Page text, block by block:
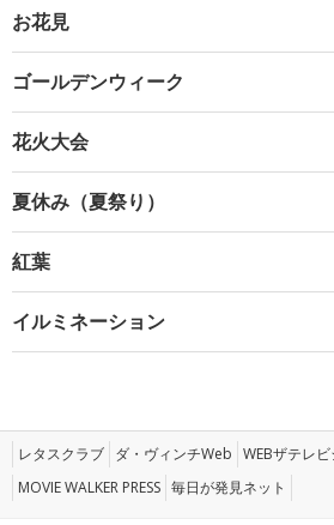
お花見
ゴールデンウィーク
花火大会
夏休み（夏祭り）
紅葉
イルミネーション
レタスクラブ ダ・ヴィンチWeb WEBザテレ
MOVIE WALKER PRESS 毎日が発見ネット